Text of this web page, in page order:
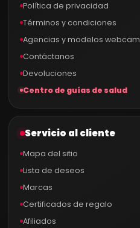
Política de privacidad
Términos y condiciones
Agencias y modelos webcam
Contáctanos
Devoluciones
Centro de guías de salud
Servicio al cliente
Mapa del sitio
Lista de deseos
Marcas
Certificados de regalo
Afiliados